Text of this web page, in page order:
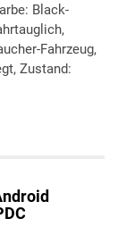
Black-
Fahrzeug,
Zustand: